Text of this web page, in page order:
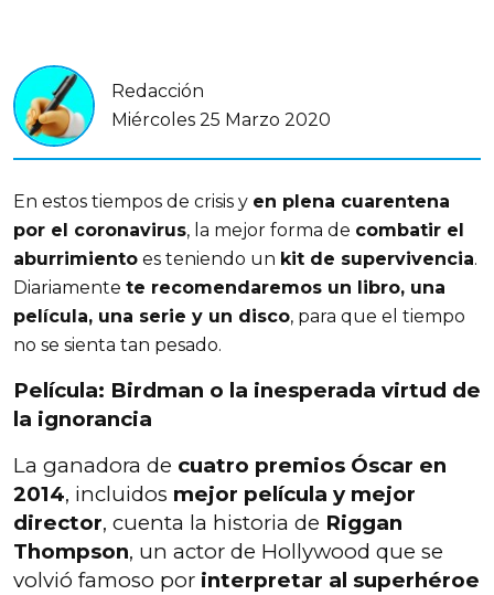
Redacción
Miércoles 25 Marzo 2020
En estos tiempos de crisis y en plena cuarentena
por el coronavirus, la mejor forma de combatir el
aburrimiento es teniendo un kit de supervivencia.
Diariamente te recomendaremos un libro, una
película, una serie y un disco, para que el tiempo
no se sienta tan pesado.
Película: Birdman o la inesperada virtud de
la ignorancia
La ganadora de cuatro premios Óscar en
2014, incluidos mejor película y mejor
director, cuenta la historia de Riggan
Thompson, un actor de Hollywood que se
volvió famoso por interpretar al superhéroe